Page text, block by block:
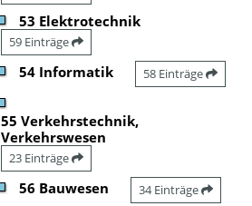
53 Elektrotechnik
59 Einträge
54 Informatik 58 Einträge
55 Verkehrstechnik,
Verkehrswesen
23 Einträge
56 Bauwesen 34 Einträge